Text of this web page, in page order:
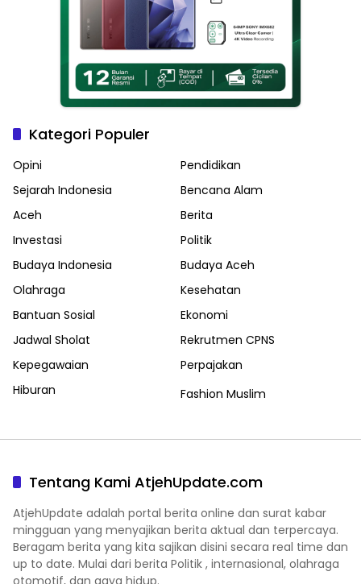
Kategori Populer
Opini
Pendidikan
Sejarah Indonesia
Bencana Alam
Aceh
Berita
Investasi
Politik
Budaya Indonesia
Budaya Aceh
Olahraga
Kesehatan
Bantuan Sosial
Ekonomi
Jadwal Sholat
Rekrutmen CPNS
Kepegawaian
Perpajakan
Hiburan
Fashion Muslim
Tentang Kami AtjehUpdate.com
AtjehUpdate adalah portal berita online dan surat kabar
mingguan yang menyajikan berita aktual dan terpercaya.
Beragam berita yang kita sajikan disini secara real time dan
up to date. Mulai dari berita Politik , internasional, olahraga
otomotif, dan gaya hidup.